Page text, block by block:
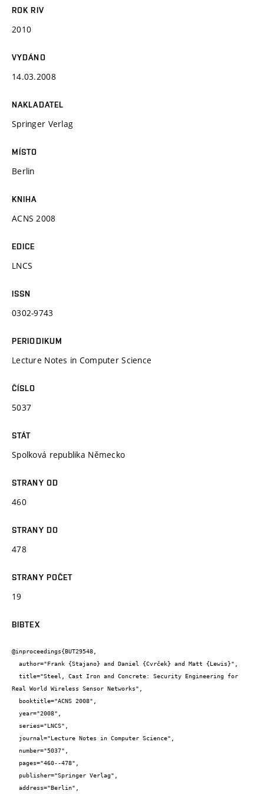
ROK RIV
2010
VYDÁNO
14.03.2008
NAKLADATEL
Springer Verlag
MÍSTO
Berlin
KNIHA
ACNS 2008
EDICE
LNCS
ISSN
0302-9743
PERIODIKUM
Lecture Notes in Computer Science
ČÍSLO
5037
STÁT
Spolková republika Německo
STRANY OD
460
STRANY DO
478
STRANY POČET
19
BIBTEX
@inproceedings{BUT29548,
Real World Wireless Sensor Networks",